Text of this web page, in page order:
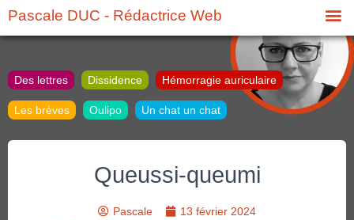
Pascale DUC - Rédactrice Web
Des lettres Dissidence Hémorragie auriculaire
Les brèves Oulipo Un chat un chat
Queussi-queumi
Pascale
13 février 2024